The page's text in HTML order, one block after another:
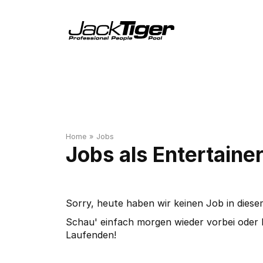
Home » Jobs
Jobs als Entertainer
Sorry, heute haben wir keinen Job in
Schau' einfach morgen wieder vorbei
Laufenden!